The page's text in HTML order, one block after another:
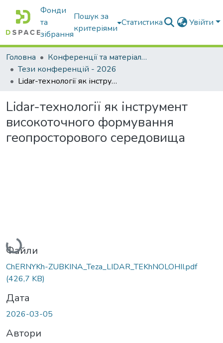
Фонди
та
зібрання
Пошук за
критеріями
Статистика Увійти
Головна
Конференції та матеріали конференцій
Тези конференцій - 2026
Lidar-технології як інструмент високоточного формування геопросторового середовища
Lidar-технології як інструмент
високоточного формування
геопросторового середовища
Вантажиться...
Файли
ChERNYKh-ZUBKINA_Teza_LIDAR_TEKhNOLOHII.pdf
(426,7 KB)
Дата
2026-03-05
Автори